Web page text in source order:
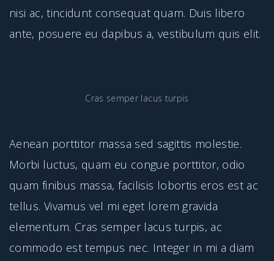
nisi ac, tincidunt consequat quam. Duis libero
ante, posuere eu dapibus a, vestibulum quis elit.
Cras semper lacus turpis
Aenean porttitor massa sed sagittis molestie.
Morbi luctus, quam eu congue porttitor, odio
quam finibus massa, facilisis lobortis eros est ac
tellus. Vivamus vel mi eget lorem gravida
elementum. Cras semper lacus turpis, ac
commodo est tempus nec. Integer in mi a diam